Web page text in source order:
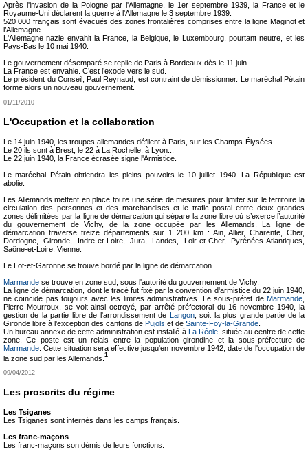
Après l'invasion de la Pologne par l'Allemagne, le 1er septembre 1939, la France et le
Royaume-Uni déclarent la guerre à l'Allemagne le 3 septembre 1939.
520 000 français sont évacués des zones frontalières comprises entre la ligne Maginot et
l’Allemagne.
L'Allemagne nazie envahit la France, la Belgique, le Luxembourg, pourtant neutre, et les
Pays-Bas le 10 mai 1940.
Le gouvernement désemparé se replie de Paris à Bordeaux dès le 11 juin.
La France est envahie. C’est l’exode vers le sud.
Le président du Conseil, Paul Reynaud, est contraint de démissionner. Le maréchal Pétain
forme alors un nouveau gouvernement.
01/11/2010
L'Occupation et la collaboration
Le 14 juin 1940, les troupes allemandes défilent à Paris, sur les Champs-Élysées.
Le 20 ils sont à Brest, le 22 à La Rochelle, à Lyon...
Le 22 juin 1940, la France écrasée signe l'Armistice.
Le maréchal Pétain obtiendra les pleins pouvoirs le 10 juillet 1940. La République est
abolie.
Les Allemands mettent en place toute une série de mesures pour limiter sur le territoire la
circulation des personnes et des marchandises et le trafic postal entre deux grandes
zones délimitées par la ligne de démarcation qui sépare la zone libre où s’exerce l’autorité
du gouvernement de Vichy, de la zone occupée par les Allemands. La ligne de
démarcation traverse treize départements sur 1 200 km : Ain, Allier, Charente, Cher,
Dordogne, Gironde, Indre-et-Loire, Jura, Landes, Loir-et-Cher, Pyrénées-Atlantiques,
Saône-et-Loire, Vienne.
Le Lot-et-Garonne se trouve bordé par la ligne de démarcation.
Marmande se trouve en zone sud, sous l'autorité du gouvernement de Vichy.
La ligne de démarcation, dont le tracé fut fixé par la convention d'armistice du 22 juin 1940,
ne coïncide pas toujours avec les limites administratives. Le sous-préfet de Marmande
Pierre Mourroux, se voit ainsi octroyé, par arrêté préfectoral du 16 novembre 1940, la
gestion de la partie libre de l'arrondissement de Langon, soit la plus grande partie de la
Gironde libre à l'exception des cantons de Pujols et de Sainte-Foy-la-Grande
Un bureau annexe de cette administration est installé à La Réole, située au centre de cette
zone. Ce poste est un relais entre la population girondine et la sous-préfecture de
Marmande . Cette situation sera effective jusqu'en novembre 1942, date de l'occupation de
la zone sud par les Allemands. 1
09/04/2012
Les proscrits du régime
Les Tsiganes
Les Tsiganes sont internés dans les camps français.
Les franc-maçons
Les franc-maçons son démis de leurs fonctions.